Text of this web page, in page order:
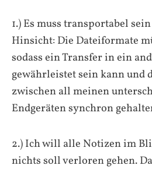
1.) Es muss transportabel
Hinsicht: Die Dateiformate
sodass ein Transfer in ein
gewährleistet sein kann und
zwischen all meinen
Endgeräten synchron
2.) Ich will alle Notizen im
nichts soll verloren gehen.